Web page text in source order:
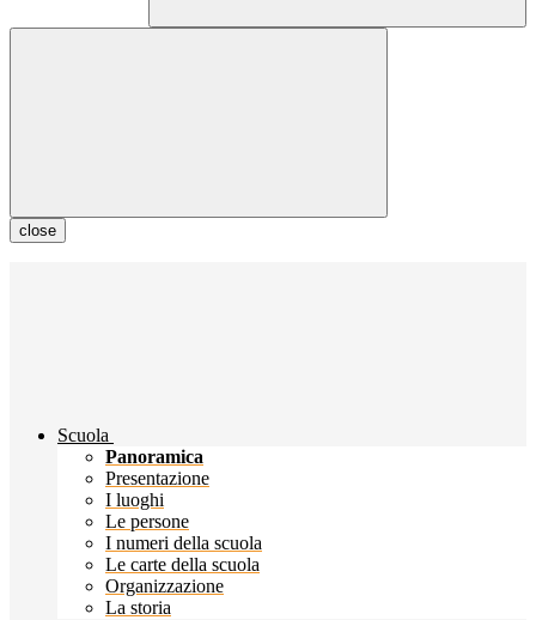
close
Scuola
Panoramica
Presentazione
I luoghi
Le persone
I numeri della scuola
Le carte della scuola
Organizzazione
La storia